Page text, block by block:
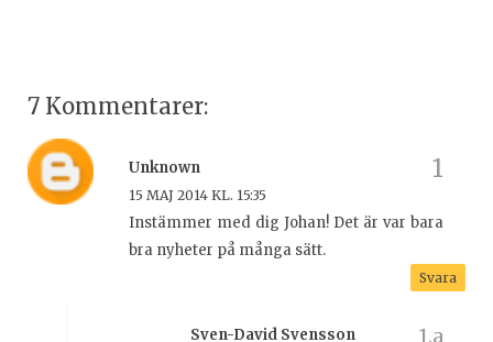
7 Kommentarer:
Unknown
15 MAJ 2014 KL. 15:35
Instämmer med dig Johan! Det är var bara
bra nyheter på många sätt.
Svara
Sven-David Svensson